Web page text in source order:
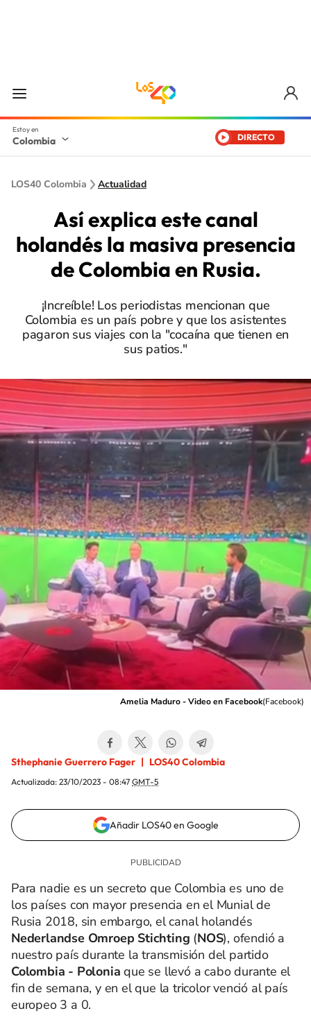
Colombia DIRECTO
LOS40 Colombia Actualidad
Así explica este canal
holandés la masiva presencia
de Colombia en Rusia.
¡Increíble! Los periodistas mencionan que
Colombia es un país pobre y que los asistentes
pagaron sus viajes con la "cocaína que tienen en
sus patios."
Amelia Maduro - Video en Facebook(Facebook)
Sthephanie Guerrero Fager LOS40 Colombia
Actualizada: 23/10/2023 - 08:47 GMT-5
Añadir LOS40 en Google
Para nadie es un secreto que Colombia es uno de
los países con mayor presencia en el Munial de
Rusia 2018, sin embargo, el canal holandés
Nederlandse Omroep Stichting (NOS), ofendió a
nuestro país durante la transmisión del partido
Colombia - Polonia que se llevó a cabo durante el
fin de semana, y en el que la tricolor venció al país
europeo 3 a 0.